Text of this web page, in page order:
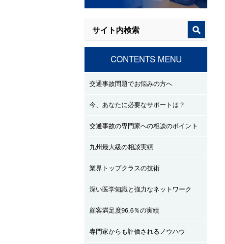
CONTENTS MENU
交通事故問題でお悩みの方へ
今、あなたに必要なサポートは？
交通事故の専門家への相談のポイント
九州最大級の相談実績
業界トップクラスの技術
深い医学知識と強力なネットワーク
顧客満足度96.6％の実績
専門家からも評価されるノウハウ